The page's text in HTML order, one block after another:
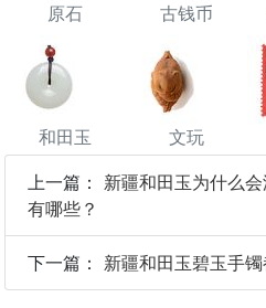
原石 古钱币
和田玉 文玩
上一篇： 新疆和田玉为什么
有哪些？
下一篇： 新疆和田玉碧玉手